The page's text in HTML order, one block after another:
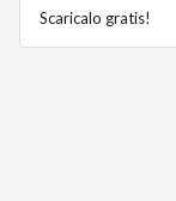
Scaricalo gratis!